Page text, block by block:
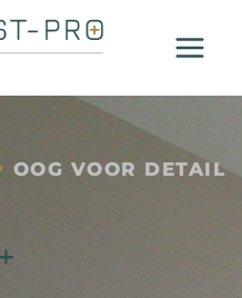
OOG VOOR DETAIL